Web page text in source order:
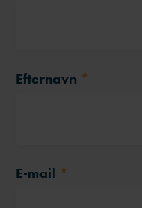
Efternavn *
E-mail *